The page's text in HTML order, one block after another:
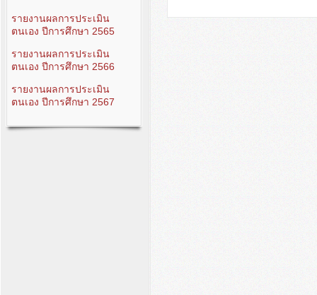
รายงานผลการประเมิน
ตนเอง ปีการศึกษา 2565
รายงานผลการประเมิน
ตนเอง ปีการศึกษา 2566
รายงานผลการประเมิน
ตนเอง ปีการศึกษา 2567